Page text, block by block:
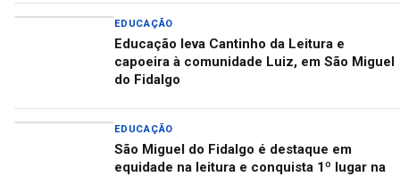
EDUCAÇÃO
Educação leva Cantinho da Leitura e
capoeira à comunidade Luiz, em São Miguel
do Fidalgo
EDUCAÇÃO
São Miguel do Fidalgo é destaque em
equidade na leitura e conquista 1º lugar na